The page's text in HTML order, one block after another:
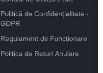
Politică de Confidențialitate -
GDPR
Regulament de Funcționare
Politica de Retur/ Anulare